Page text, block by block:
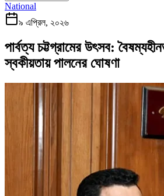
National
৯ এপ্রিল, ২০২৬
পার্বত্য চট্টগ্রামের উৎসব:
স্বকীয়তায় পালনের ঘোষণা